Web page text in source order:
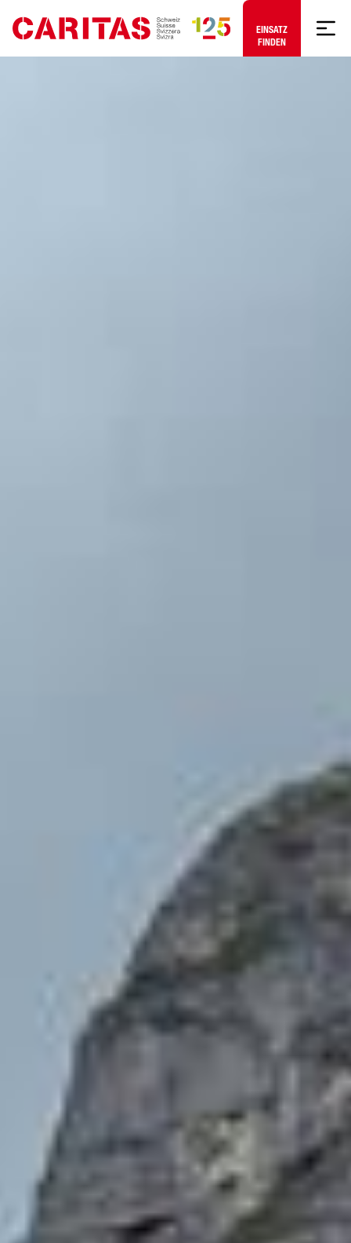
Zum Hauptinhalt springen
EINSATZ
FINDEN